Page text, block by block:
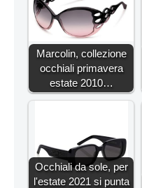
Marcolin, collezione
occhiali primavera
estate 2010…
Occhiali da sole, per
l'estate 2021 si punta